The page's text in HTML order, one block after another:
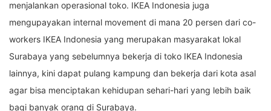
menjalankan operasional toko. IKEA Indonesia juga
mengupayakan internal movement di mana 20 persen dari co-
workers IKEA Indonesia yang merupakan masyarakat lokal
Surabaya yang sebelumnya bekerja di toko IKEA Indonesia
lainnya, kini dapat pulang kampung dan bekerja dari kota asal
agar bisa menciptakan kehidupan sehari-hari yang lebih baik
bagi banyak orang di Surabaya.